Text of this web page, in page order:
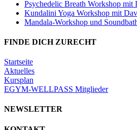
Psychedelic Breath Workshop mit
Kundalini Yoga Workshop mit
Mandala-Workshop und
FINDE DICH ZURECHT
Startseite
Aktuelles
Kursplan
EGYM-WELLPASS Mitglieder
NEWSLETTER